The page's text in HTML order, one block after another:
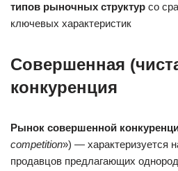
типов рыночных структур со
ключевых характеристик
Совершенная
конкуренция
Рынок совершенной
competition») — характеризуется
продавцов предлагающих